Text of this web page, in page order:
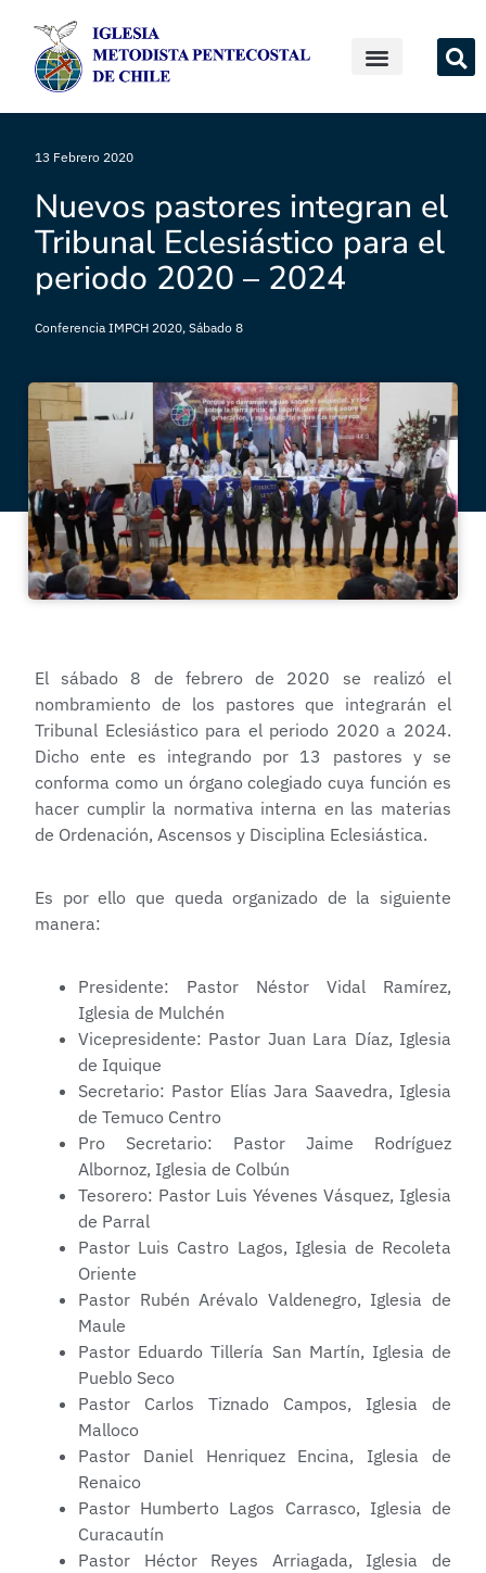
13 Febrero 2020
Nuevos pastores integran el
Tribunal Eclesiástico para el
periodo 2020 – 2024
Conferencia IMPCH 2020, Sábado 8
El sábado 8 de febrero de 2020 se realizó el
nombramiento de los pastores que integrarán el
Tribunal Eclesiástico para el periodo 2020 a 2024.
Dicho ente es integrando por 13 pastores y se
conforma como un órgano colegiado cuya función es
hacer cumplir la normativa interna en las materias
de Ordenación, Ascensos y Disciplina Eclesiástica.
Es por ello que queda organizado de la siguiente
manera:
Presidente: Pastor Néstor Vidal Ramírez,
Iglesia de Mulchén
Vicepresidente: Pastor Juan Lara Díaz, Iglesia
de Iquique
Secretario: Pastor Elías Jara Saavedra, Iglesia
de Temuco Centro
Pro Secretario: Pastor Jaime Rodríguez
Albornoz, Iglesia de Colbún
Tesorero: Pastor Luis Yévenes Vásquez, Iglesia
de Parral
Pastor Luis Castro Lagos, Iglesia de Recoleta
Oriente
Pastor Rubén Arévalo Valdenegro, Iglesia de
Maule
Pastor Eduardo Tillería San Martín, Iglesia de
Pueblo Seco
Pastor Carlos Tiznado Campos, Iglesia de
Malloco
Pastor Daniel Henriquez Encina, Iglesia de
Renaico
Pastor Humberto Lagos Carrasco, Iglesia de
Curacautín
Pastor Héctor Reyes Arriagada, Iglesia de